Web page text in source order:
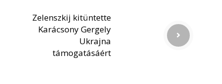
Zelenszkij kitüntette
Karácsony Gergely
Ukrajna
támogatásáért